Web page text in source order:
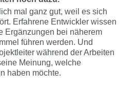
mal ganz gut, weil es sich
Erfahrene Entwickler wissen
Ergänzungen bei näherem
führen werden. Und
während der Arbeiten
Meinung, welche
haben möchte.